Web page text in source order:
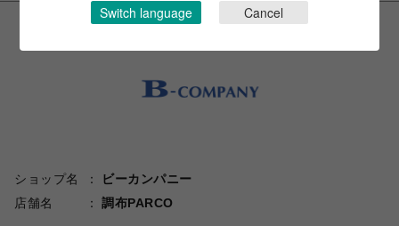
ショップ名
ビーカンパニー
店舗名
調布PARCO
Switch language Cancel